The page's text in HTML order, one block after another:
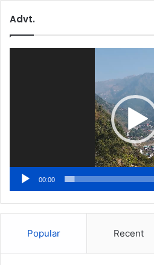
Advt.
00:00
Popular Recent